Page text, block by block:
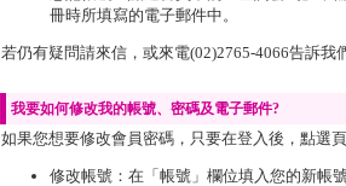
冊時所填寫的電子郵件中。
若仍有疑問請來信，或來電(02)2765-4066告訴我
我要如何修改我的帳號、密碼及電子郵件?
如果您想要修改會員密碼，只要在登入後，點選
修改帳號：在「帳號」欄位填入您的新帳號